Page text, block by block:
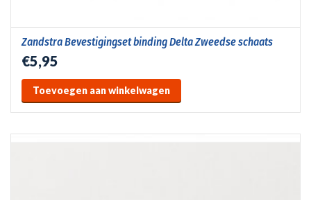
Zandstra Bevestigingset binding Delta Zweedse schaats
€5,95
Toevoegen aan winkelwagen